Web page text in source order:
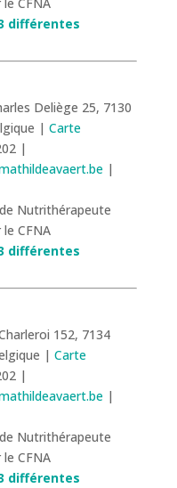
différentes
Deliège 25, 7130
| Carte
|
|
Nutrithérapeute
CFNA
différentes
152, 7134
| Carte
|
|
Nutrithérapeute
CFNA
différentes